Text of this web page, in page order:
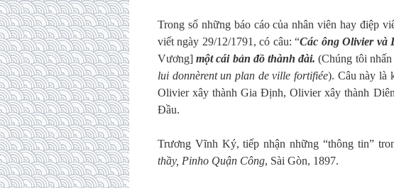
Trong số những báo cáo của nhân viên hay điệp
viết ngày 29/12/1791, có câu: “Các ông Olivier và
Vương] một cái bản đồ thành đài.(Chúng tôi nhấn
lui donnèrent un plan de ville fortifiée). Câu này là
Olivier xây thành Gia Định, Olivier xây thành
Đầu.
Trương Vĩnh Ký, tiếp nhận những “thông tin”
thầy, Pinho Quận Công, Sài Gòn, 1897.